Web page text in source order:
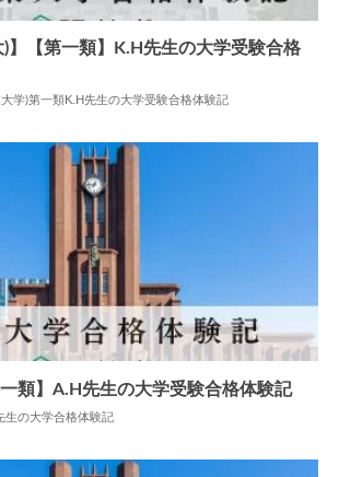
)】【第一類】K.H先生の大学受験合格
学)第一類K.H先生の大学受験合格体験記
一類】A.H先生の大学受験合格体験記
生の大学合格体験記